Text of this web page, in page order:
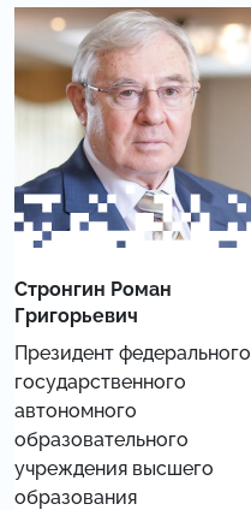
Стронгин Роман
Григорьевич
Президент федерального
государственного
автономного
образовательного
учреждения высшего
образования